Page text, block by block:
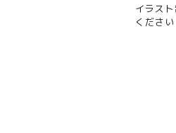
イラス
ください